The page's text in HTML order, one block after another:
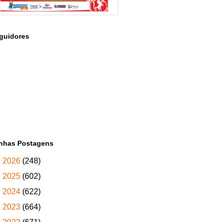
Postagens
2026 (248)
2025 (602)
2024 (622)
2023 (664)